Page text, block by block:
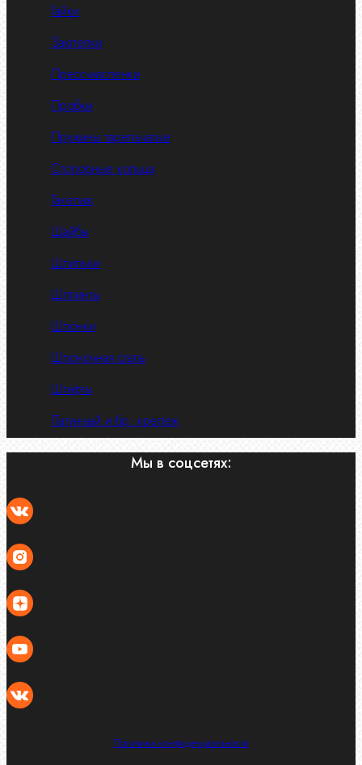
Гайки
Заклепки
Пресс-масленки
Пробки
Пружины тарельчатые
Стопорные кольца
Такелаж
Шайбы
Шпильки
Шплинты
Шпонки
Шпоночная сталь
Штифты
Латунный и бр. крепеж
Мы в соцсетях:
Политика конфиденциальности